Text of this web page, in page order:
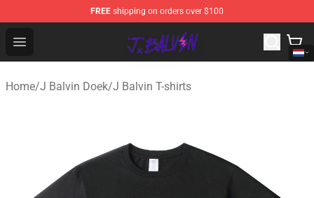
FREE shipping on orders over $100
Open menu
J Balvin Store - Official J Balvin Merchandise Shop
Home/J Balvin Doek/J Balvin T-shirts